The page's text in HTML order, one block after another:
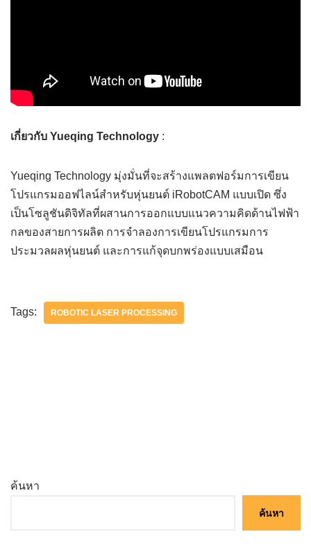
เกี่ยวกับ Yueqing Technology :
Yueqing Technology มุ่งมั่นที่จะสร้างแพลตฟอร์มการเขียน
โปรแกรมออฟไลน์สำหรับหุ่นยนต์ iRobotCAM แบบเปิด ซึ่ง
เป็นโซลูชันดิจิทัลที่ผสานการออกแบบแนวความคิดด้านไฟฟ้า
กลของสายการผลิต การจำลองการเขียนโปรแกรมการ
ประมวลผลหุ่นยนต์ และการแก้จุดบกพร่องแบบเสมือน
Tags: ROBOTIC LASER PROCESSING
ค้นหา
ค้นหา